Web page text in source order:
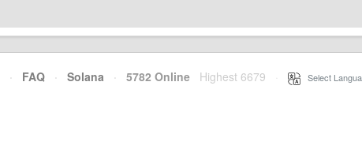
· FAQ · Solana · 5782 Online Highest 6679 Select